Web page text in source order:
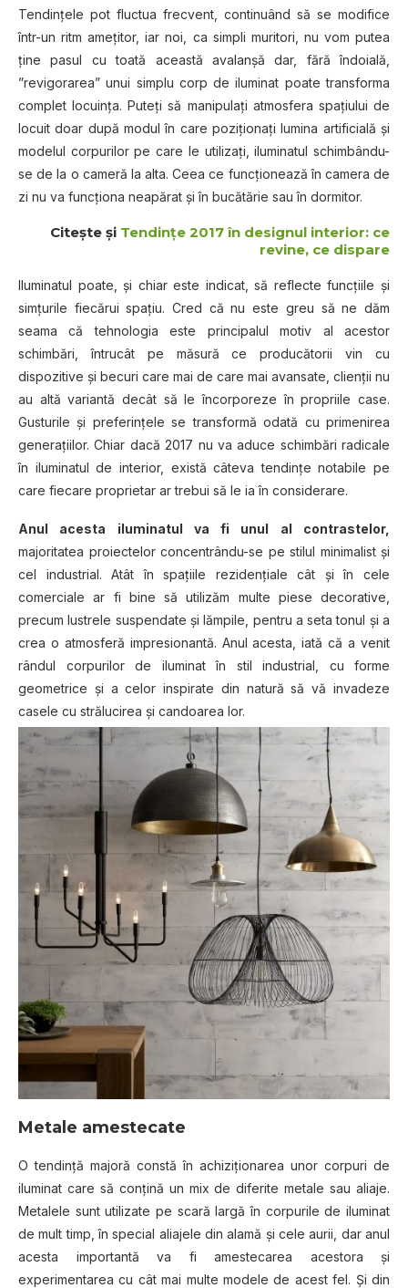
Tendințele pot fluctua frecvent, continuând să se modifice
într-un ritm amețitor, iar noi, ca simpli muritori, nu vom putea
ține pasul cu toată această avalanșă dar, fără îndoială,
”revigorarea” unui simplu corp de iluminat poate transforma
complet locuința. Puteți să manipulați atmosfera spațiului de
locuit doar după modul în care poziționați lumina artificială și
modelul corpurilor pe care le utilizați, iluminatul schimbându-
se de la o cameră la alta. Ceea ce funcționează în camera de
zi nu va funcționa neapărat și în bucătărie sau în dormitor.
Citește și Tendințe 2017 în designul interior: ce
revine, ce dispare
Iluminatul poate, și chiar este indicat, să reflecte funcțiile și
simțurile fiecărui spațiu. Cred că nu este greu să ne dăm
seama că tehnologia este principalul motiv al acestor
schimbări, întrucât pe măsură ce producătorii vin cu
dispozitive și becuri care mai de care mai avansate, clienții nu
au altă variantă decât să le încorporeze în propriile case.
Gusturile și preferințele se transformă odată cu primenirea
generațiilor. Chiar dacă 2017 nu va aduce schimbări radicale
în iluminatul de interior, există câteva tendințe notabile pe
care fiecare proprietar ar trebui să le ia în considerare.
Anul acesta iluminatul va fi unul al contrastelor,
majoritatea proiectelor concentrându-se pe stilul minimalist și
cel industrial. Atât în spațiile rezidențiale cât și în cele
comerciale ar fi bine să utilizăm multe piese decorative,
precum lustrele suspendate și lămpile, pentru a seta tonul și a
crea o atmosferă impresionantă. Anul acesta, iată că a venit
rândul corpurilor de iluminat în stil industrial, cu forme
geometrice și a celor inspirate din natură să vă invadeze
casele cu strălucirea și candoarea lor.
Metale amestecate
O tendință majoră constă în achiziționarea unor corpuri de
iluminat care să conțină un mix de diferite metale sau aliaje.
Metalele sunt utilizate pe scară largă în corpurile de iluminat
de mult timp, în special aliajele din alamă și cele aurii, dar anul
acesta importantă va fi amestecarea acestora și
experimentarea cu cât mai multe modele de acest fel. Și din